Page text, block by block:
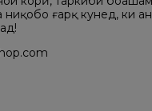
ғарқ кунед, ки